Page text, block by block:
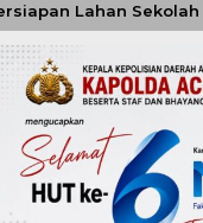
Lahan Sekolah